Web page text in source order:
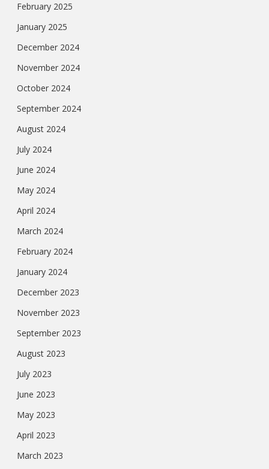
February 2025
January 2025
December 2024
November 2024
October 2024
September 2024
August 2024
July 2024
June 2024
May 2024
April 2024
March 2024
February 2024
January 2024
December 2023
November 2023
September 2023
August 2023
July 2023
June 2023
May 2023
April 2023
March 2023